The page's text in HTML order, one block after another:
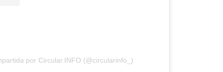
por Circular.INFO (@circularinfo_)